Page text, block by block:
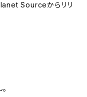
Sourceからリリ